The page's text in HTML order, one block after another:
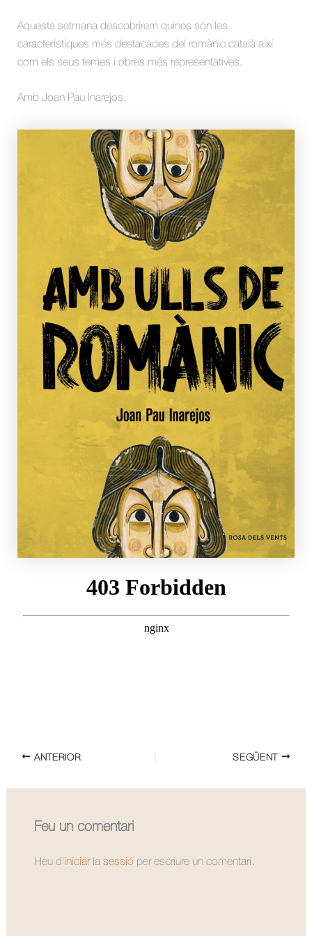
Aquesta setmana descobrirem quines són les
característiques més destacades del romànic català així
com els seus temes i obres més representatives.
Amb Joan Pau Inarejos.
ANTERIOR SEGÜENT
Feu un comentari
Heu d'iniciar la sessió per escriure un comentari.